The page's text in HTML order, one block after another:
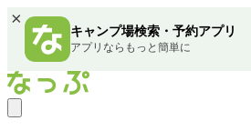
×
キャンプ場検索・予約アプリ
アプリならもっと簡単に